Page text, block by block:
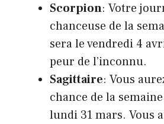
Scorpion: Votre
chanceuse de la
sera le vendredi 4
peur de l’inconnu.
Sagittaire: Vous
chance de la
lundi 31 mars. Vous